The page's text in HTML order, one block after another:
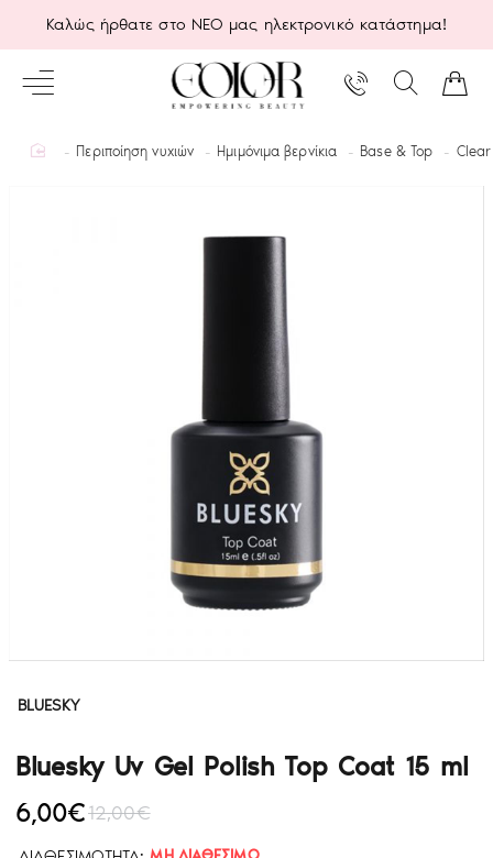
Καλώς ήρθατε στο ΝΕΟ μας ηλεκτρονικό κατάστημα!
homeΠεριποίηση νυχιών Ημιμόνιμα βερνίκια Base & Top
BLUESKY
Bluesky Uv Gel Polish Top Coat 15 ml
6,00€12,00€